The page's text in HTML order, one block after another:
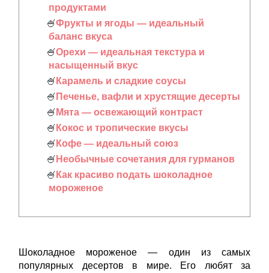
продуктами
Фрукты и ягоды — идеальный
баланс вкуса
Орехи — идеальная текстура и
насыщенный вкус
Карамель и сладкие соусы
Печенье, вафли и хрустящие десерты
Мята — освежающий контраст
Кокос и тропические вкусы
Кофе — идеальный союз
Необычные сочетания для гурманов
Как красиво подать шоколадное
мороженое
Шоколадное мороженое — один из самых
популярных десертов в мире. Его любят за